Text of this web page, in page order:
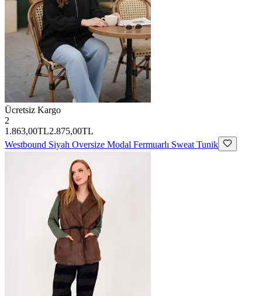
Ücretsiz Kargo
2
1.863,00TL2.875,00TL
Westbound Siyah Oversize Modal Fermuarlı Sweat Tunik